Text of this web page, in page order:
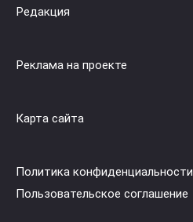
Редакция
Реклама на проекте
Карта сайта
Политика конфиденциальности
Пользовательское cоглашение